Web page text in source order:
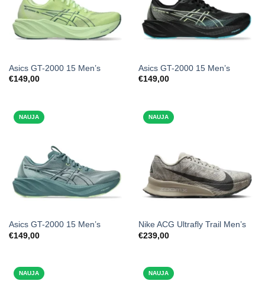
Asics GT-2000 15 Men’s
€149,00
Asics GT-2000 15 Men’s
€149,00
NAUJA
Asics GT-2000 15 Men’s
€149,00
NAUJA
Nike ACG Ultrafly Trail Men’s
€239,00
NAUJA NAUJA